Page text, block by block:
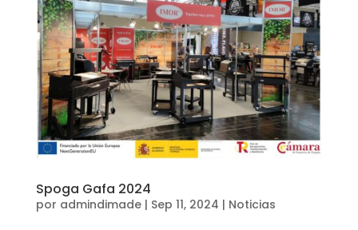
Spoga Gafa 2024
por admindimade| Sep 11, 2024 | Noticias